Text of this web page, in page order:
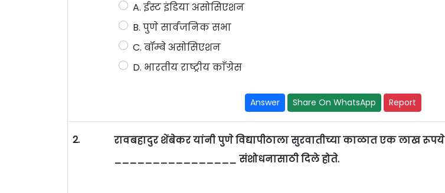
A. ईस्ट इंडिया असोसिएशन
B. पुणे सार्वजनिक सभा
C. बॉम्बे असोसिएशन
D. भारतीय राष्ट्रीय काँग्रेस
Answer Share On WhatsApp Report
2.
रावबहादुर शेंबेकर यांनी पुणे विद्यापीठाला सुरवातीच्या काळात एक लाख रूपये
________________ संशोधनासाठी दिले होते.